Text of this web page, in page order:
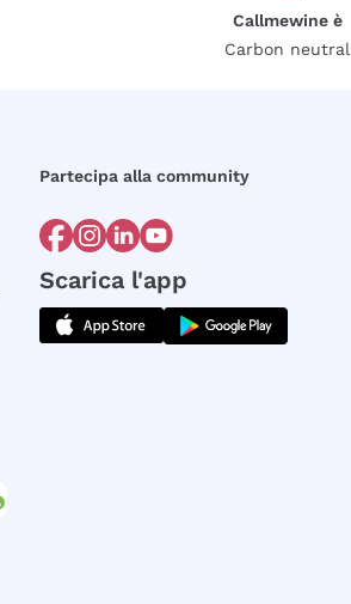
Callmewine è
Carbon neutral
Partecipa alla community
Scarica l'app